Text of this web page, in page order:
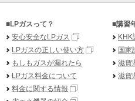
■LPガスって？
安心安全なLPガス
LPガスの正しい使い方
もしもガスが漏れたら
LPガス料金について
料金に関する情報
■講習
KHK
国家
滋賀
滋賀